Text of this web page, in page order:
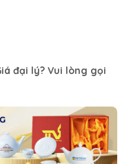
đại lý? Vui lòng gọi